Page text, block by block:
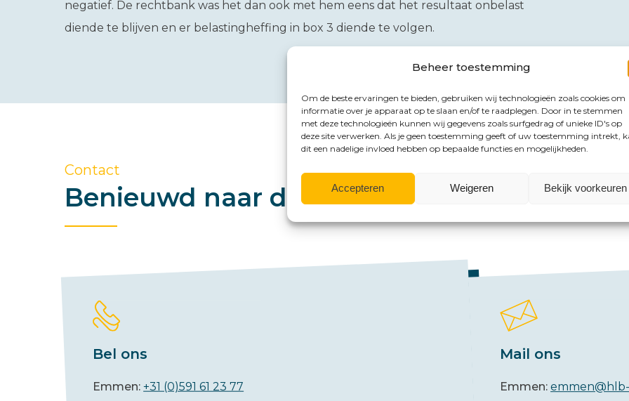
Beheer toestemming
Om de beste ervaringen te bieden, gebruiken wij technologieën zoals cookies om
informatie over je apparaat op te slaan en/of te raadplegen. Door in te stemmen
met deze technologieën kunnen wij gegevens zoals surfgedrag of unieke ID's op
deze site verwerken. Als je geen toestemming geeft of uw toestemming intrekt,
dit een nadelige invloed hebben op bepaalde functies en mogelijkheden.
Accepteren Weigeren Bekijk voorkeuren
negatief. De rechtbank was het dan ook met hem eens dat het resultaat onbelast
diende te blijven en er belastingheffing in box 3 diende te volgen.
Contact
Benieuwd naar de mogelijkheden?
Bel ons
Emmen:+31 (0)591 61 23 77
Mail ons
Emmen: